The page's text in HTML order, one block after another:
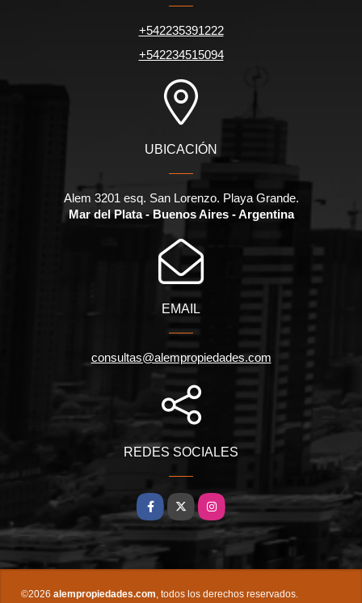
+542235391222
+542234515094
UBICACIÓN
Alem 3201 esq. San Lorenzo. Playa Grande.
Mar del Plata - Buenos Aires - Argentina
EMAIL
consultas@alempropiedades.com
REDES SOCIALES
Facebook
X Instagram
©2026 alempropiedades.com , todos los derechos reservados.